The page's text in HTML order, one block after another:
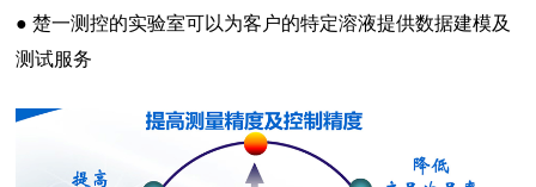
● 楚一测控的实验室可以为客户的特定溶液提供数据建模及
测试服务